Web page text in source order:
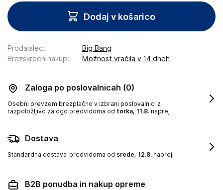
Dodaj v košarico
Prodajalec:
Big Bang
Brezskrben nakup: Možnost vračila v 14 dneh
Zaloga po poslovalnicah (0)
Osebni prevzem brezplačno v izbrani poslovalnici z
razpoložljivo zalogo predvidoma od torka, 11.8. naprej
Dostava
Standardna dostava predvidoma od srede, 12.8. naprej
B2B ponudba in nakup opreme